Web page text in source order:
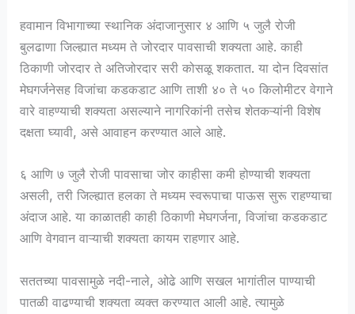
हवामान विभागाच्या स्थानिक अंदाजानुसार ४ आणि ५ जुलै रोजी
बुलढाणा जिल्ह्यात मध्यम ते जोरदार पावसाची शक्यता आहे. काही
ठिकाणी जोरदार ते अतिजोरदार सरी कोसळू शकतात. या दोन दिवसांत
मेघगर्जनेसह विजांचा कडकडाट आणि ताशी ४० ते ५० किलोमीटर वेगाने
वारे वाहण्याची शक्यता असल्याने नागरिकांनी तसेच शेतकऱ्यांनी विशेष
दक्षता घ्यावी, असे आवाहन करण्यात आले आहे.
६ आणि ७ जुलै रोजी पावसाचा जोर काहीसा कमी होण्याची शक्यता
असली, तरी जिल्ह्यात हलका ते मध्यम स्वरूपाचा पाऊस सुरू राहण्याचा
अंदाज आहे. या काळातही काही ठिकाणी मेघगर्जना, विजांचा कडकडाट
आणि वेगवान वाऱ्याची शक्यता कायम राहणार आहे.
सततच्या पावसामुळे नदी-नाले, ओढे आणि सखल भागांतील पाण्याची
पातळी वाढण्याची शक्यता व्यक्त करण्यात आली आहे. त्यामुळे